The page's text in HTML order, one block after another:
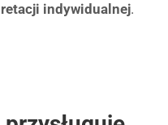
indywidualnej.